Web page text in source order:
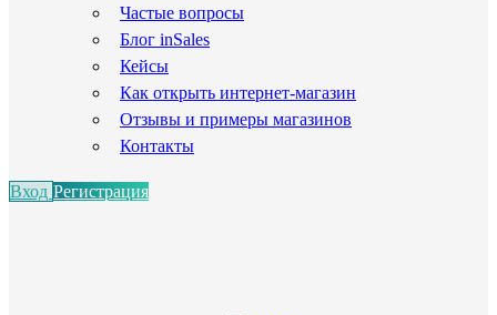
Частые вопросы
Блог inSales
Кейсы
Как открыть интернет-магазин
Отзывы и примеры магазинов
Контакты
Вход Регистрация